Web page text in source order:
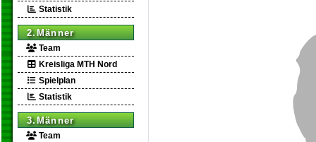
Statistik
2.Männer
Team
Kreisliga MTH Nord
Spielplan
Statistik
3.Männer
Team